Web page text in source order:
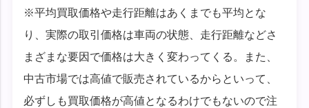
※平均買取価格や走行距離はあくまでも平均とな
り、実際の取引価格は車両の状態、走行距離などさ
まざまな要因で価格は大きく変わってくる。また、
中古市場では高値で販売されているからといって、
必ずしも買取価格が高値となるわけでもないので注